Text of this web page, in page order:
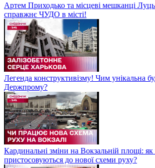
Артем Приходько та місцеві мешканці
справжнє ЧУДО в місті!
Легенда конструктивізму! Чим унікальна
Держпрому?
Кардинальні зміни на Вокзальній площі:
пристосовуються до нової схеми руху?